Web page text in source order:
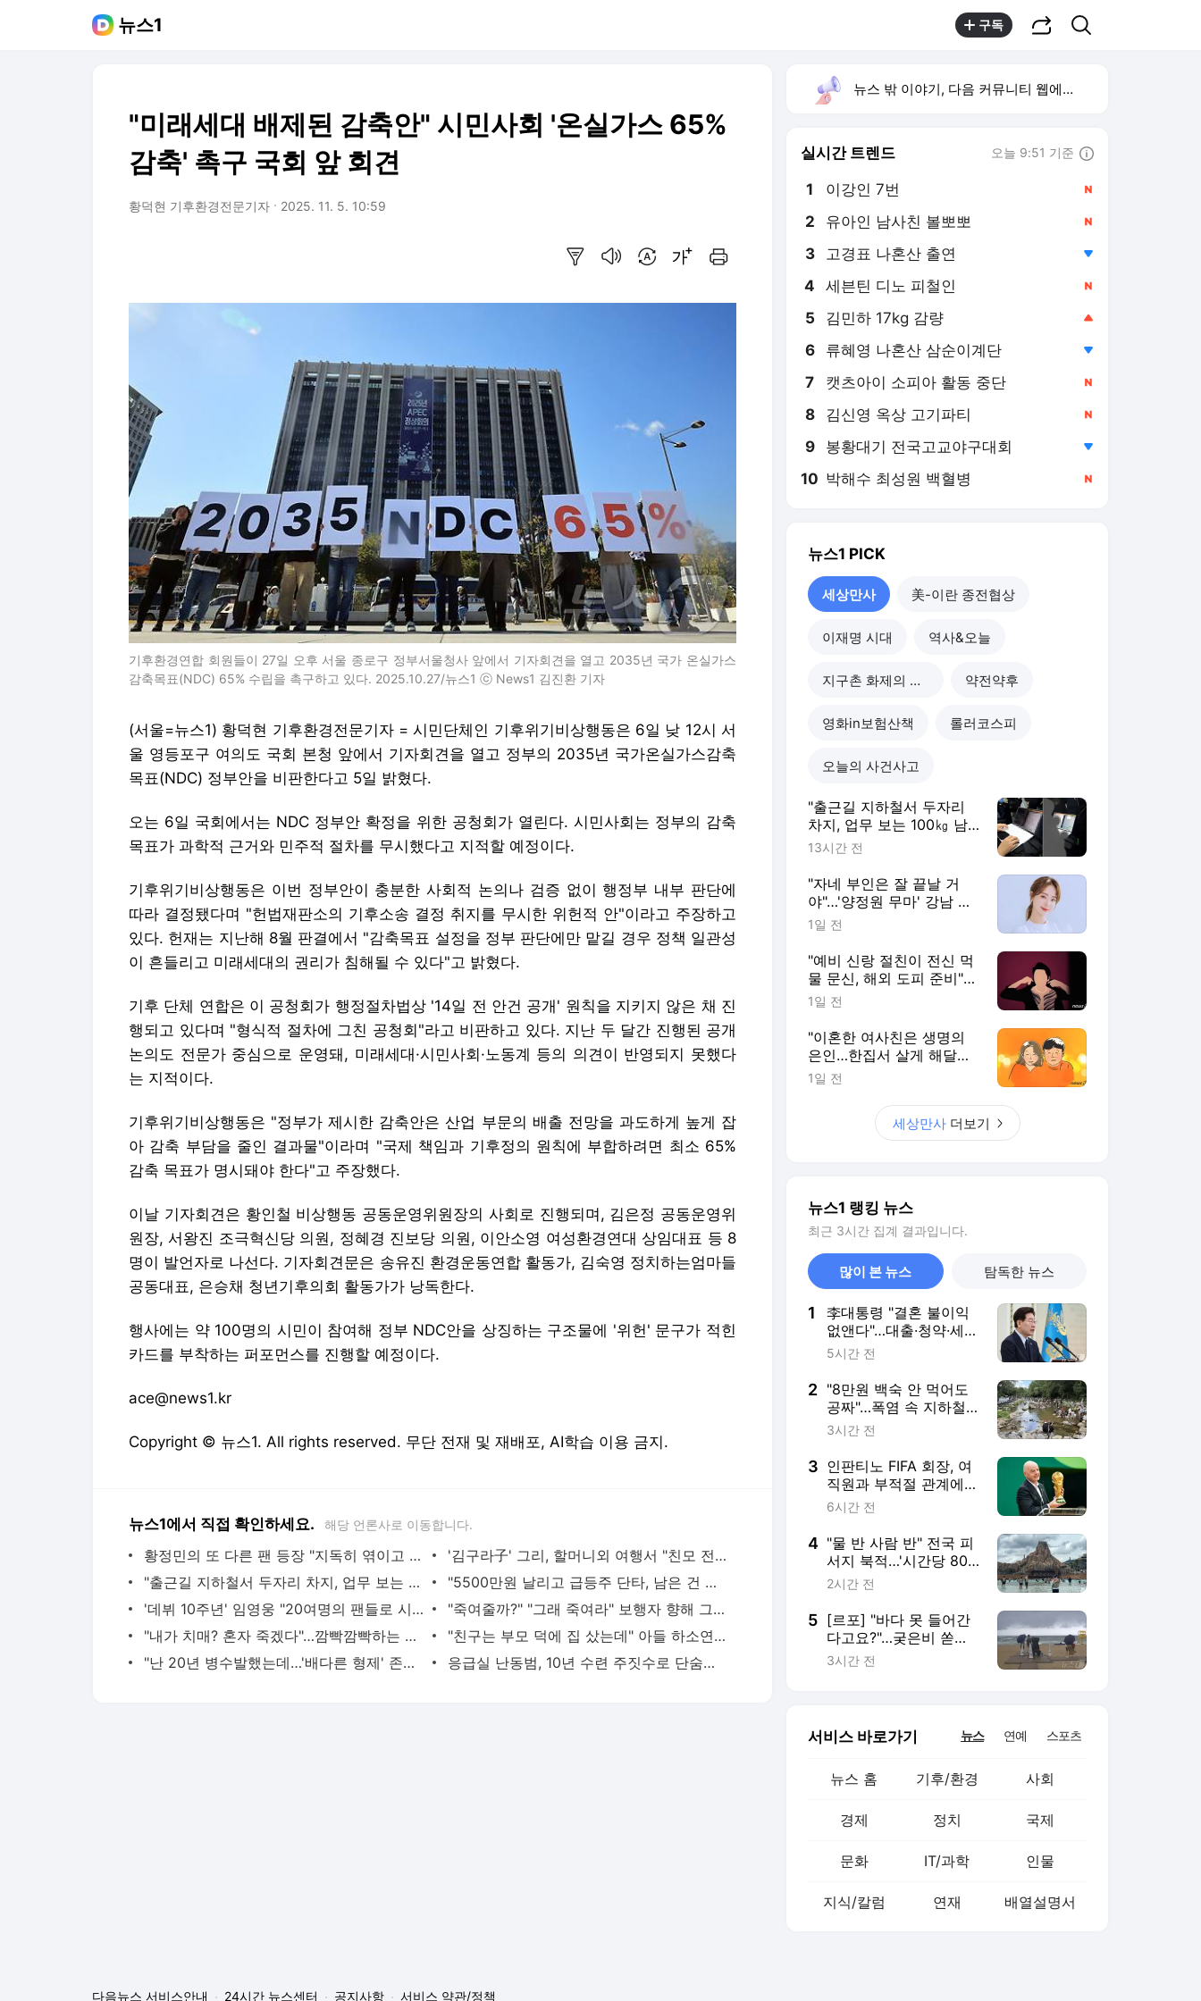
뉴스1 구독
"미래세대 배제된 감축안" 시민사회 '온실가스 65%
감축' 촉구 국회 앞 회견
황덕현 기후환경전문기자 2025. 11. 5. 10:59
기후환경연합 회원들이 27일 오후 서울 종로구 정부서울청사 앞에서 기자회견을 열고 2035년 국가 온실가스
감축목표(NDC) 65% 수립을 촉구하고 있다. 2025.10.27/뉴스1 ⓒ News1 김진환 기자
(서울=뉴스1) 황덕현 기후환경전문기자 = 시민단체인 기후위기비상행동은 6일 낮 12시 서
울 영등포구 여의도 국회 본청 앞에서 기자회견을 열고 정부의 2035년 국가온실가스감축
목표(NDC) 정부안을 비판한다고 5일 밝혔다.
오는 6일 국회에서는 NDC 정부안 확정을 위한 공청회가 열린다. 시민사회는 정부의 감축
목표가 과학적 근거와 민주적 절차를 무시했다고 지적할 예정이다.
기후위기비상행동은 이번 정부안이 충분한 사회적 논의나 검증 없이 행정부 내부 판단에
따라 결정됐다며 "헌법재판소의 기후소송 결정 취지를 무시한 위헌적 안"이라고 주장하고
있다. 헌재는 지난해 8월 판결에서 "감축목표 설정을 정부 판단에만 맡길 경우 정책 일관성
이 흔들리고 미래세대의 권리가 침해될 수 있다"고 밝혔다.
기후 단체 연합은 이 공청회가 행정절차법상 '14일 전 안건 공개' 원칙을 지키지 않은 채 진
행되고 있다며 "형식적 절차에 그친 공청회"라고 비판하고 있다. 지난 두 달간 진행된 공개
논의도 전문가 중심으로 운영돼, 미래세대·시민사회·노동계 등의 의견이 반영되지 못했다
는 지적이다.
기후위기비상행동은 "정부가 제시한 감축안은 산업 부문의 배출 전망을 과도하게 높게 잡
아 감축 부담을 줄인 결과물"이라며 "국제 책임과 기후정의 원칙에 부합하려면 최소 65%
감축 목표가 명시돼야 한다"고 주장했다.
이날 기자회견은 황인철 비상행동 공동운영위원장의 사회로 진행되며, 김은정 공동운영위
원장, 서왕진 조극혁신당 의원, 정혜경 진보당 의원, 이안소영 여성환경연대 상임대표 등 8
명이 발언자로 나선다. 기자회견문은 송유진 환경운동연합 활동가, 김숙영 정치하는엄마들
공동대표, 은승채 청년기후의회 활동가가 낭독한다.
행사에는 약 100명의 시민이 참여해 정부 NDC안을 상징하는 구조물에 '위헌' 문구가 적힌
카드를 부착하는 퍼포먼스를 진행할 예정이다.
ace@news1.kr
Copyright © 뉴스1. All rights reserved. 무단 전재 및 재배포, AI학습 이용 금지.
뉴스1에서 직접 확인하세요. 해당 언론사로 이동합니다.
황정민의 또 다른 팬 등장 "지독히 엮이고 싶었던 건 너" 폭로녀 직격
'김구라子' 그리, 할머니외 여행서 "친모 전라도에 잘 있어"…유튜브서 언급
"출근길 지하철서 두자리 차지, 업무 보는 100㎏ 남성…부딪히면 신경질"
"5500만원 날리고 급등주 단타, 남은 건 빚뿐"…30대 여성 파혼 위기
'데뷔 10주년' 임영웅 "20여명의 팬들로 시작해 여기까지…진심 감사"
"죽여줄까?" "그래 죽여라" 보행자 향해 그대로 차량 돌진한 운전자[영상]
"내가 치매? 혼자 죽겠다"…깜빡깜빡하는 시모, 검사하라 하자 '발끈'
"친구는 부모 덕에 집 샀는데" 아들 하소연에 "죄지었다" 사죄 '먹먹'
"난 20년 병수발했는데…'배다른 형제' 존재, 유산 절반 가져가나"
응급실 난동범, 10년 수련 주짓수로 단숨에 제압한 간호사 화제[영상]
뉴스 밖 이야기, 다음 커뮤니티 웹에서 보기
실시간 트렌드 오늘 9:51 기준
1 이강인 7번
2 유아인 남사친 볼뽀뽀
4 세븐틴 디노 피철인
5 김민하 17kg 감량
6 류혜영 나혼산 삼순이계단
7 캣츠아이 소피아 활동 중단
8 김신영 옥상 고기파티
9 봉황대기 전국고교야구대회
10 박해수 최성원 백혈병
뉴스1 PICK
세상만사 美-이란 종전협상
이재명 시대 역사&오늘
지구촌 화제의 뉴스 약전약후
영화in보험산책 롤러코스피
오늘의 사건사고
"출근길 지하철서 두자리
차지, 업무 보는 100㎏ 남
성…부딪히면 신경질"
13시간 전
"자네 부인은 잘 끝날 거
야"…'양정원 무마' 강남 경
찰, 다른 돈도 받은 정황
1일 전
"예비 신랑 절친이 전신 먹
물 문신, 해외 도피 준비"…
예비 신부 '혼란'
1일 전
"이혼한 여사친은 생명의
은인…한집서 살게 해달라"
남편 요구에 '절망'
1일 전
세상만사 더보기
뉴스1 랭킹 뉴스
최근 3시간 집계 결과입니다.
많이 본 뉴스 탐독한 뉴스
1
李대통령 "결혼 불이익
없앤다"…대출·청약·세제
22개 과제 점검
5시간 전
2 "8만원 백숙 안 먹어도
공짜"…폭염 속 지하철
타고 가는 '역세권 계곡'
3시간 전
3 인판티노 FIFA 회장, 여
직원과 부적절 관계에
거액 퇴직금 지급 논란
6시간 전
4 "물 반 사람 반" 전국 피
서지 북적…'시간당 80
㎜' 강원 영동은 입수 금
2시간 전
5 [르포] "바다 못 들어간
다고요?"…궂은비 쏟아
진 경포 곳곳서 '탄식'
3시간 전
서비스 바로가기 뉴스 연예 스포츠
뉴스 홈 기후/환경 사회
경제 정치 국제
문화 IT/과학 인물
지식/칼럼 연재 배열설명서
다음뉴스 서비스안내 24시간 뉴스센터 공지사항 서비스 약관/정책